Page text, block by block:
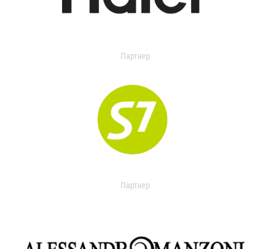
Партнер
Партнер